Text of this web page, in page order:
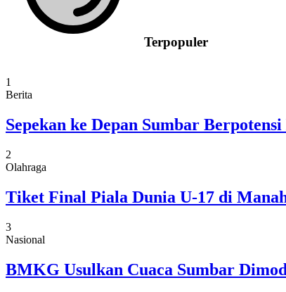
Terpopuler
1
Berita
Sepekan ke Depan Sumbar
2
Olahraga
Tiket Final Piala Dunia U-17 di
3
Nasional
BMKG Usulkan Cuaca Sumbar